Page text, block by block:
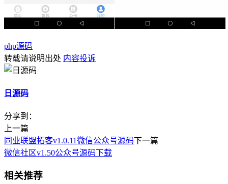
php源码
转载请说明出处 内容投诉
日源码
分享到：
上一篇
同业联盟拓客v1.0.11微信公众号源码下一篇
微信社区v1.50公众号源码下载
相关推荐